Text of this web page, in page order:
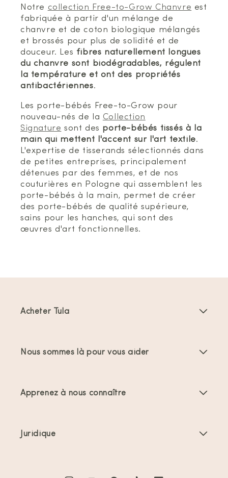
Notre collection Free-to-Grow Chanvre est
fabriquée à partir d'un mélange de
chanvre et de coton biologique mélangés
et brossés pour plus de solidité et de
douceur. Les fibres naturellement longues
du chanvre sont biodégradables, régulent
la température et ont des propriétés
antibactériennes.
Les porte-bébés Free-to-Grow pour
nouveau-nés de la Collection
Signature sont des porte-bébés tissés à la
main qui mettent l'accent sur l'art textile.
L'expertise de tisserands sélectionnés dans
de petites entreprises, principalement
détenues par des femmes, et de nos
couturières en Pologne qui assemblent les
porte-bébés à la main, permet de créer
des porte-bébés de qualité supérieure,
sains pour les hanches, qui sont des
œuvres d'art fonctionnelles.
Acheter Tula
Offres et promotions
Nous sommes là pour vous aider
Apprenez à nous connaître
Juridique